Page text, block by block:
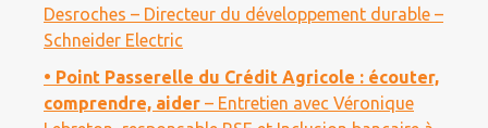
Desroches – Directeur du développement durable –
Schneider Electric
• Point Passerelle du Crédit Agricole : écouter,
comprendre, aider – Entretien avec Véronique